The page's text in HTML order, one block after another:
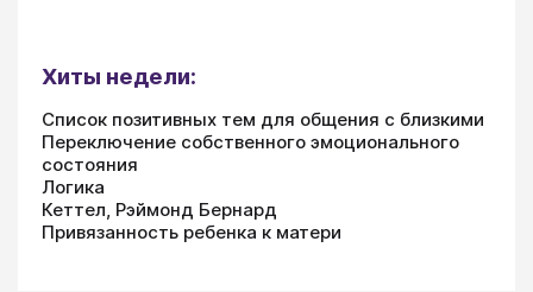
Хиты недели:
Список позитивных тем для общения с близкими
Переключение собственного эмоционального
состояния
Логика
Кеттел, Рэймонд Бернард
Привязанность ребенка к матери